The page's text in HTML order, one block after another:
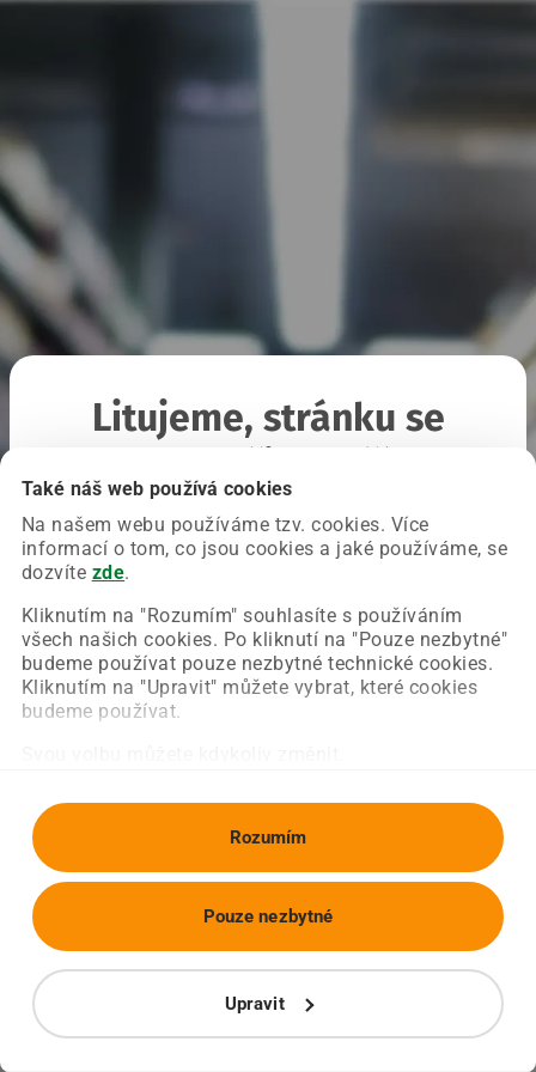
Také náš web používá cookies
Na našem webu používáme tzv. cookies. Více
informací o tom, co jsou cookies a jaké používáme, se
dozvíte zde.
Kliknutím na "Rozumím" souhlasíte s používáním
všech našich cookies. Po kliknutí na "Pouze nezbytné"
budeme používat pouze nezbytné technické cookies.
Kliknutím na "Upravit" můžete vybrat, které cookies
budeme používat.
Rozumím
Upravit
Pouze nezbytné
Litujeme, stránku se
Chyba nastala na naší straně a už ji opravujeme.
Zkuste prosím znovu načíst požadovanou stránku.
Obnovit stránku Úvodní strana